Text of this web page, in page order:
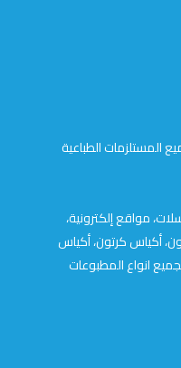
المستلزمات الطباعية
مواقع إلكترونية،
أكياس كرتون، أكياس
انواع المطبوعات